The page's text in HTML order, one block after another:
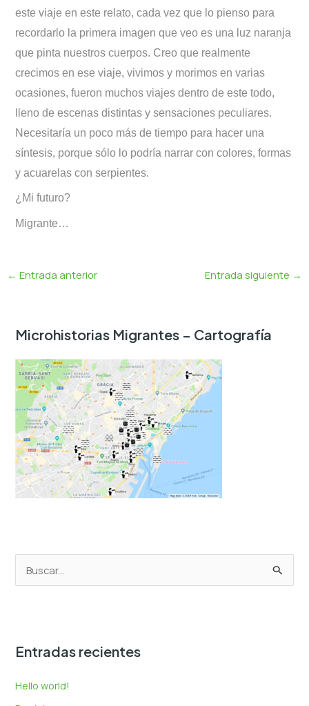
este viaje en este relato, cada vez que lo pienso para
recordarlo la primera imagen que veo es una luz naranja
que pinta nuestros cuerpos. Creo que realmente
crecimos en ese viaje, vivimos y morimos en varias
ocasiones, fueron muchos viajes dentro de este todo,
lleno de escenas distintas y sensaciones peculiares.
Necesitaría un poco más de tiempo para hacer una
síntesis, porque sólo lo podría narrar con colores, formas
y acuarelas con serpientes.
¿Mi futuro?
Migrante…
← Entrada anterior Entrada siguiente →
Microhistorias Migrantes – Cartografía
a
p
Entradas recientes
Hello world!